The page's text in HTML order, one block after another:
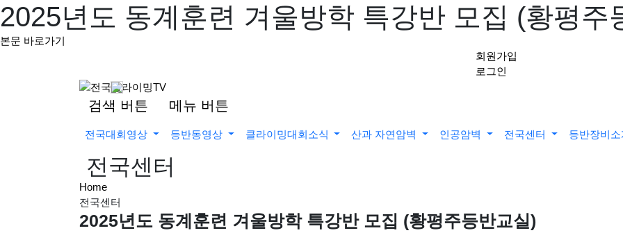
2025년도 동계훈련 겨울방학 특강반 모집 (황평주
본문 바로가기
회원가입
로그인
검색 버튼 메뉴 버튼
전국대회영상 등반동영상 클라이밍대회소식 산과 자연암벽 인공암벽 전국센터 등반장비
전국센터
Home
전국센터
2025년도 동계훈련 겨울방학 특강반 모집 (황평주등반교실)